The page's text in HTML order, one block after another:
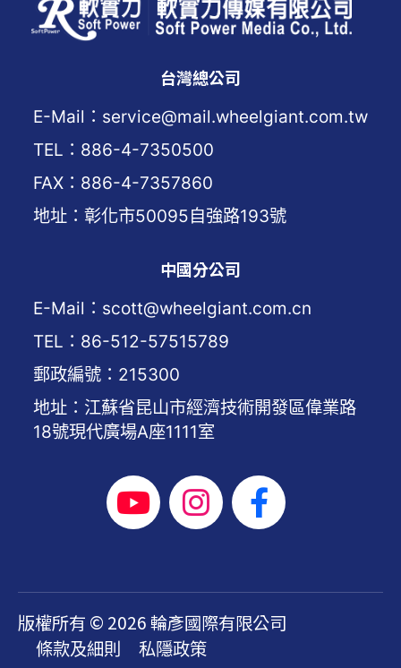
台灣總公司
E-Mail：service@mail.wheelgiant.com.tw
TEL：886-4-7350500
FAX：886-4-7357860
地址：彰化市50095自強路193號
中國分公司
E-Mail：scott@wheelgiant.com.cn
TEL：86-512-57515789
郵政編號：215300
地址：江蘇省昆山市經濟技術開發區偉業路
18號現代廣場A座1111室
版權所有 © 2026 輪彥國際有限公司
條款及細則 私隱政策